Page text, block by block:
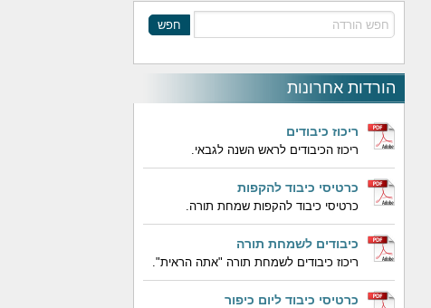
חפש
הורדות אחרונות
ריכוז כיבודים
ריכוז הכיבודים לראש השנה לגבאי.
כרטיסי כיבוד להקפות
כרטיסי כיבוד להקפות שמחת תורה.
כיבודים לשמחת תורה
ריכוז כיבודים לשמחת תורה "אתה הראית".
כרטיסי כיבוד ליום כיפור